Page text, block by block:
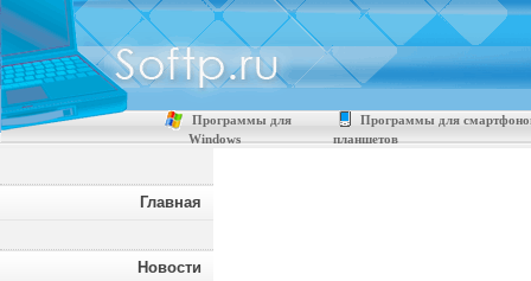
Программы для
Windows
Программы для
планшетов
Главная
Новости